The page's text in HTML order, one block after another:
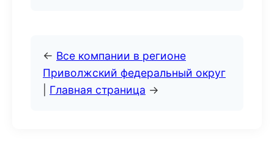
← Все компании в регионе
Приволжский федеральный округ
Главная страница →